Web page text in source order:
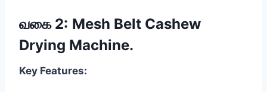
வகை 2: Mesh Belt Cashew
Drying Machine.
Key Features: